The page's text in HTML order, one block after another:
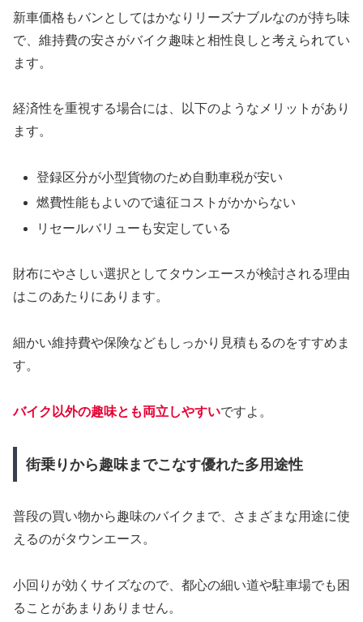
新車価格もバンとしてはかなりリーズナブルなのが持ち味
で、維持費の安さがバイク趣味と相性良しと考えられてい
ます。
経済性を重視する場合には、以下のようなメリットがあり
ます。
登録区分が小型貨物のため自動車税が安い
燃費性能もよいので遠征コストがかからない
リセールバリューも安定している
財布にやさしい選択としてタウンエースが検討される理由
はこのあたりにあります。
細かい維持費や保険などもしっかり見積もるのをすすめま
す。
バイク以外の趣味とも両立しやすいですよ。
街乗りから趣味までこなす優れた多用途性
普段の買い物から趣味のバイクまで、さまざまな用途に使
えるのがタウンエース。
小回りが効くサイズなので、都心の細い道や駐車場でも困
ることがあまりありません。